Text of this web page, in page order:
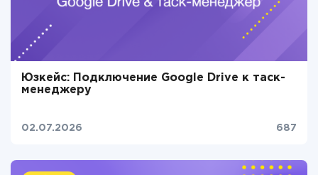
Юзкейс: Подключение Google Drive к таск-
менеджеру
02.07.2026 687